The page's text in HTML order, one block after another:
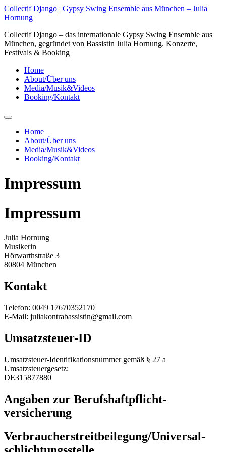
Skip
to
Collectif Django | Gypsy Swing Ensemble aus München – Julia
Hornung
Collectif Django – das internationale Gypsy Swing Ensemble aus
München, gegründet von Bassistin Julia Hornung. Konzerte,
Festivals & Booking
Home
About/Über uns
Media/Musik&Videos
Booking/Kontakt
Home
About/Über uns
Media/Musik&Videos
Booking/Kontakt
Impressum
Impressum
Julia Hornung
Musikerin
Hörwarthstraße 3
80804 München
Kontakt
Telefon: 0049 17670352170
E-Mail: juliakontrabassistin@gmail.com
Umsatzsteuer-ID
Umsatzsteuer-Identifikationsnummer gemäß § 27 a
Umsatzsteuergesetz:
DE315877880
Angaben zur Berufs­haftpflicht­
versicherung
Verbraucher­streit­beilegung/Universal­